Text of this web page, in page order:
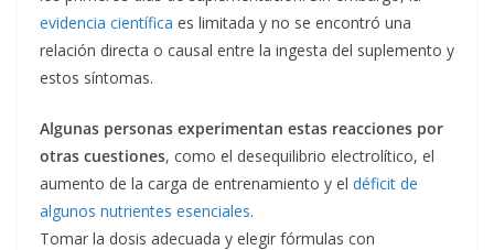
evidencia científica es limitada y no se encontró una
relación directa o causal entre la ingesta del suplemento y
estos síntomas.
Algunas personas experimentan estas reacciones por
otras cuestiones, como el desequilibrio electrolítico, el
aumento de la carga de entrenamiento y el déficit de
algunos nutrientes esenciales.
Tomar la dosis adecuada y elegir fórmulas con